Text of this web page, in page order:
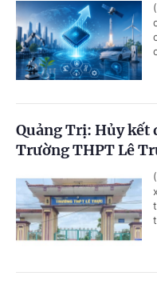
Quảng Trị: Hủy kết
Trường THPT Lê